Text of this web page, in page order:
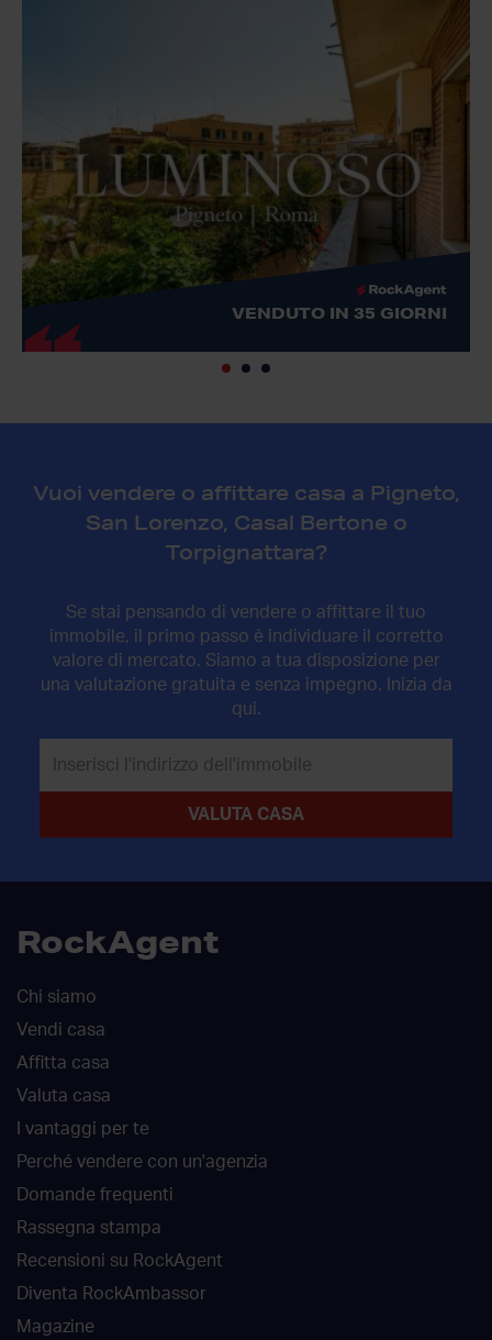
VENDUTO IN 35 GIORNI
Vuoi vendere o affittare casa a Pigneto,
San Lorenzo, Casal Bertone o
Torpignattara?
Se stai pensando di vendere o affittare il tuo
immobile, il primo passo è individuare il corretto
valore di mercato. Siamo a tua disposizione per
una valutazione gratuita e senza impegno. Inizia da
qui.
RockAgent
Chi siamo
Vendi casa
Affitta casa
Valuta casa
I vantaggi per te
Perché vendere con un'agenzia
Domande frequenti
Rassegna stampa
Recensioni su RockAgent
Diventa RockAmbassor
Magazine